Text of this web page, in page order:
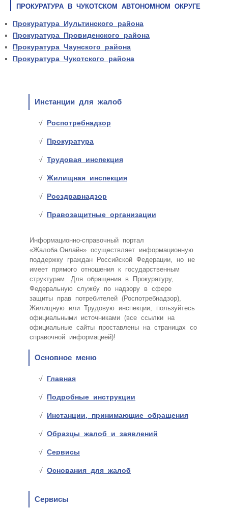
ПРОКУРАТУРА В ЧУКОТСКОМ АВТОНОМНОМ ОКРУГЕ
Прокуратура Иультинского района
Прокуратура Провиденского района
Прокуратура Чаунского района
Прокуратура Чукотского района
Инстанции для жалоб
Роспотребнадзор
Прокуратура
Трудовая инспекция
Жилищная инспекция
Росздравнадзор
Правозащитные организации
Информационно-справочный портал
«Жалоба.Онлайн» осуществляет информационную
поддержку граждан Российской Федерации, но не
имеет прямого отношения к государственным
структурам. Для обращения в Прокуратуру,
Федеральную службу по надзору в сфере
защиты прав потребителей (Роспотребнадзор),
Жилищную или Трудовую инспекции, пользуйтесь
официальными источниками (все ссылки на
официальные сайты проставлены на страницах со
справочной информацией)!
Основное меню
Главная
Подробные инструкции
Инстанции, принимающие обращения
Образцы жалоб и заявлений
Сервисы
Основания для жалоб
Сервисы